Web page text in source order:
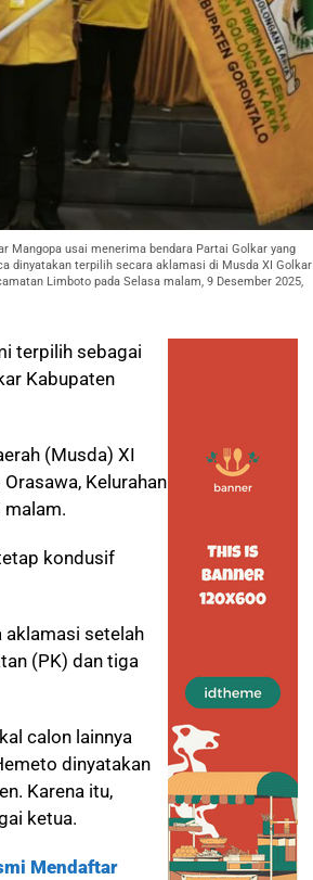
Mangopa usai menerima bendara Partai Golkar yang
dinyatakan terpilih secara aklamasi di Musda XI Golkar
Limboto pada Selasa malam, 9 Desember 2025,
terpilih sebagai
Kabupaten
(Musda) XI
Kelurahan
kondusif
aklamasi setelah
(PK) dan tiga
calon lainnya
dinyatakan
Karena itu,
ketua.
Mendaftar